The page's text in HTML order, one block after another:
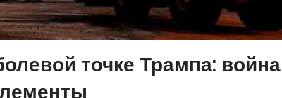
точке Трампа: война